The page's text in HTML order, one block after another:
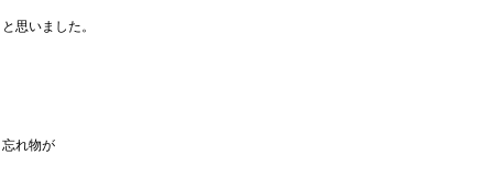
と思いました。
忘れ物が